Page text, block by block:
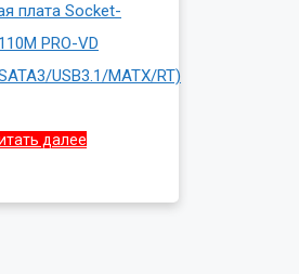
плата Socket-
PRO-VD
USB3.1/MATX/RT)
далее